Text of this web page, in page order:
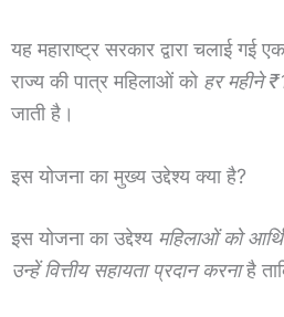
यह महाराष्ट्र सरकार द्वारा चलाई
राज्य की पात्र महिलाओं को हर महीने
जाती है।
इस योजना का मुख्य उद्देश्य क्या है?
इस योजना का उद्देश्य महिलाओं को
उन्हें वित्तीय सहायता प्रदान करनाहै